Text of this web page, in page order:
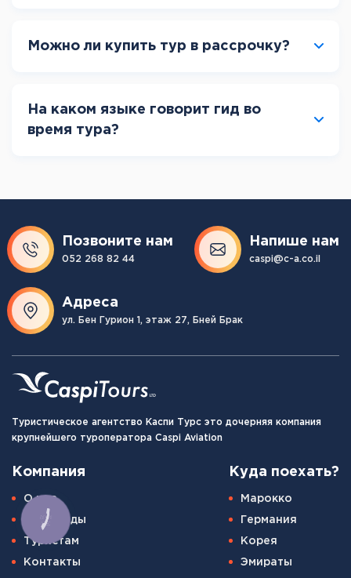
Можно ли купить тур в рассрочку?
На каком языке говорит гид во
время тура?
Позвоните нам
052 268 82 44
Напише нам
caspi@c-a.co.il
Адреса
ул. Бен Гурион 1, этаж 27, Бней Брак
Туристическое агентство Каспи Турс это дочерняя компания
крупнейшего туроператора Caspi Aviation
Компания
О нас
Наши гиды
Туристам
Контакты
Куда поехать?
Марокко
Германия
Корея
Эмираты
КНОПКА
СВЯЗИ